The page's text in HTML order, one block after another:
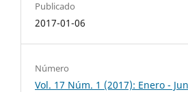
Publicado
2017-01-06
Número
Vol. 17 Núm. 1 (2017): Enero -